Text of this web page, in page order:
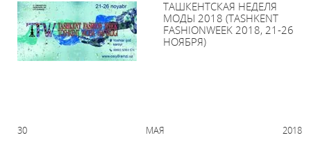
ТАШКЕНТСКАЯ НЕДЕЛЯ
МОДЫ 2018 (TASHKENT
FASHIONWEEK 2018, 21-26
НОЯБРЯ)
30 МАЯ 2018